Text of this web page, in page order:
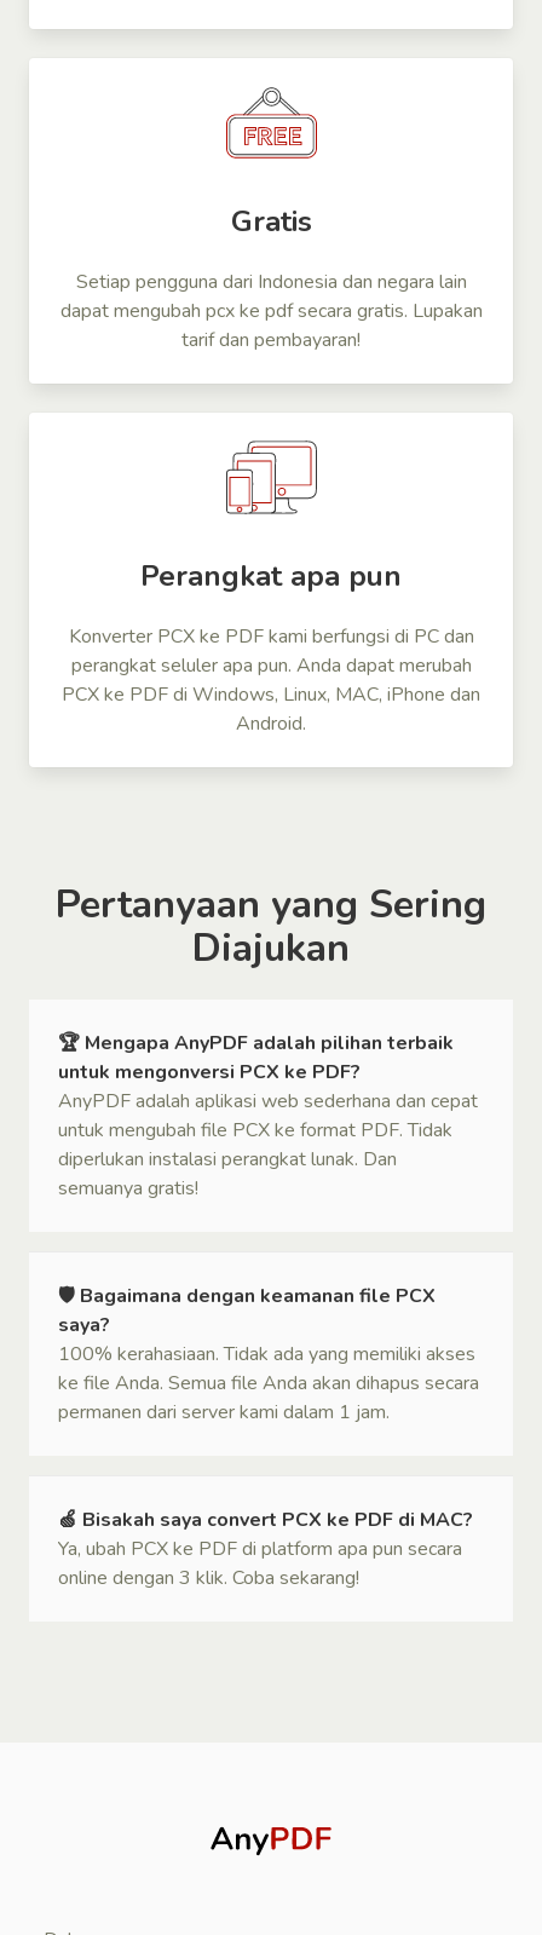
Gratis
Setiap pengguna dari Indonesia dan negara lain
dapat mengubah pcx ke pdf secara gratis. Lupakan
tarif dan pembayaran!
Perangkat apa pun
Konverter PCX ke PDF kami berfungsi di PC dan
perangkat seluler apa pun. Anda dapat merubah
PCX ke PDF di Windows, Linux, MAC, iPhone dan
Android.
Pertanyaan yang Sering
Diajukan
🏆 Mengapa AnyPDF adalah pilihan terbaik
untuk mengonversi PCX ke PDF?
AnyPDF adalah aplikasi web sederhana dan cepat
untuk mengubah file PCX ke format PDF. Tidak
diperlukan instalasi perangkat lunak. Dan
semuanya gratis!
🛡 Bagaimana dengan keamanan file PCX
saya?
100% kerahasiaan. Tidak ada yang memiliki akses
ke file Anda. Semua file Anda akan dihapus secara
permanen dari server kami dalam 1 jam.
🍏 Bisakah saya convert PCX ke PDF di MAC?
Ya, ubah PCX ke PDF di platform apa pun secara
online dengan 3 klik. Coba sekarang!